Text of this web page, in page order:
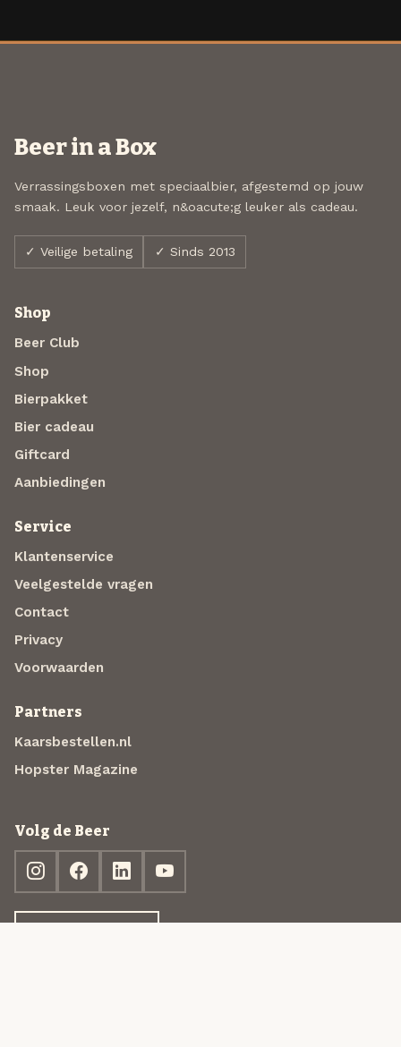
Beer in a Box
Verrassingsboxen met speciaalbier, afgestemd op jouw
smaak. Leuk voor jezelf, n&oacute;g leuker als cadeau.
✓ Veilige betaling ✓ Sinds 2013
Shop
Beer Club
Shop
Bierpakket
Bier cadeau
Giftcard
Aanbiedingen
Service
Klantenservice
Veelgestelde vragen
Contact
Privacy
Voorwaarden
Partners
Kaarsbestellen.nl
Hopster Magazine
Volg de Beer